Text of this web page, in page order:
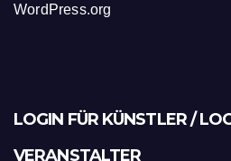
WordPress.org
LOGIN FÜR KÜNSTLER /
VERANSTALTER